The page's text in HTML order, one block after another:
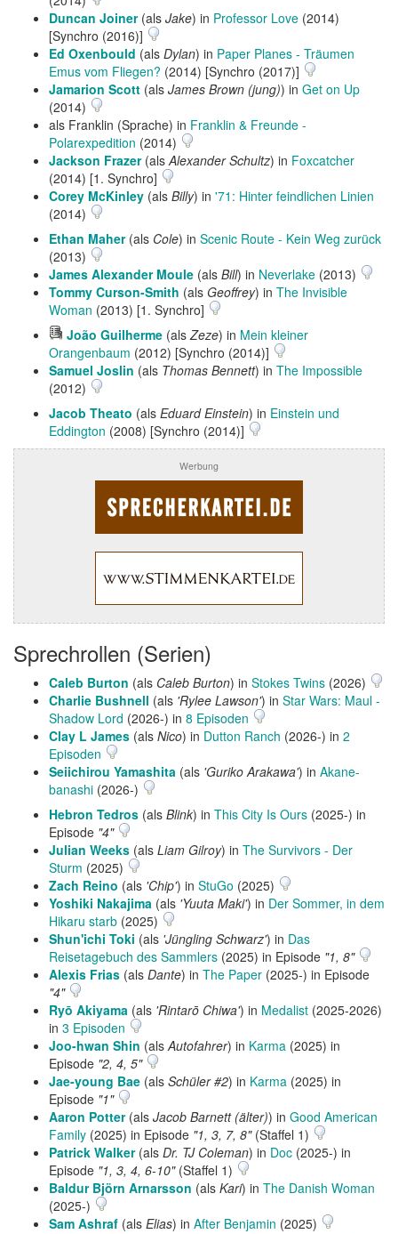
Duncan Joiner(als Jake) in Professor Love (2014)
[Synchro (2016)]
Ed Oxenbould (als Dylan) in Paper Planes - Träumen
Emus vom Fliegen? (2014) [Synchro (2017)]
Jamarion Scott (als James Brown (jung)) in Get on Up
(2014)
als Franklin (Sprache) in Franklin & Freunde -
Polarexpedition (2014)
Jackson Frazer(alsAlexander Schultz) in Foxcatcher
(2014) [1. Synchro]
Corey McKinley (als Billy) in '71: Hinter feindlichen Linien
(2014)
Ethan Maher(als Cole) in Scenic Route - Kein Weg zurück
(2013)
James Alexander Moule (als Bill) in Neverlake (2013)
Tommy Curson-Smith (als Geoffrey) in The Invisible
Woman (2013) [1. Synchro]
Hörprobe
abspielen
João Guilherme (alsZeze) in Mein kleiner
Orangenbaum (2012) [Synchro (2014)]
Samuel Joslin (als Thomas Bennett) in The Impossible
(2012)
Jacob Theato (als Eduard Einstein) in Einstein und
Eddington (2008) [Synchro (2014)]
Werbung
Sprechrollen (Serien)
Caleb Burton (als Caleb Burton) in Stokes Twins (2026)
Charlie Bushnell (als 'Rylee Lawson') in Star Wars: Maul -
Shadow Lord (2026-) in 8 Episoden
Clay L James (als Nico) in Dutton Ranch (2026-) in 2
Episoden
Seiichirou Yamashita (als 'Guriko Arakawa') in Akane-
banashi (2026-)
Hebron Tedros (als Blink) in This City Is Ours (2025-) in
Episode "4"
Julian Weeks (als Liam Gilroy) in The Survivors - Der
Sturm (2025)
Zach Reino (als 'Chip') in StuGo (2025)
Yoshiki Nakajima (als 'Yuuta Maki') in Der Sommer, in dem
Hikaru starb (2025)
Shun'ichi Toki (als 'Jüngling Schwarz') in Das
Reisetagebuch des Sammlers (2025) in Episode "1, 8"
Alexis Frias (als Dante) in The Paper (2025-) in Episode
"4"
Ryō Akiyama (als 'Rintarō Chiwa') in Medalist (2025-2026)
in 3 Episoden
Joo-hwan Shin (alsAutofahrer) in Karma (2025) in
Episode "2, 4, 5"
Jae-young Bae (als Schüler #2) in Karma (2025) in
Episode "1"
Aaron Potter(als Jacob Barnett (älter)) in Good American
Family (2025) in Episode "1, 3, 7, 8"(Staffel 1)
Patrick Walker(als Dr. TJ Coleman) in Doc (2025-) in
Episode "1, 3, 4, 6-10"(Staffel 1)
Baldur Björn Arnarsson (als Kari) in The Danish Woman
(2025-)
Sam Ashraf (als Elias) in After Benjamin (2025)